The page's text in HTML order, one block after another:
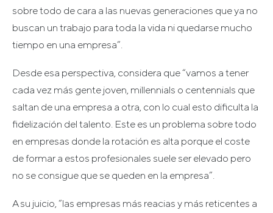
sobre todo de cara a las nuevas generaciones que ya no
buscan un trabajo para toda la vida ni quedarse mucho
tiempo en una empresa”.
Desde esa perspectiva, considera que “vamos a tener
cada vez más gente joven, millennials o centennials que
saltan de una empresa a otra, con lo cual esto dificulta la
fidelización del talento. Este es un problema sobre todo
en empresas donde la rotación es alta porque el coste
de formar a estos profesionales suele ser elevado pero
no se consigue que se queden en la empresa”.
A su juicio, “las empresas más reacias y más reticentes a